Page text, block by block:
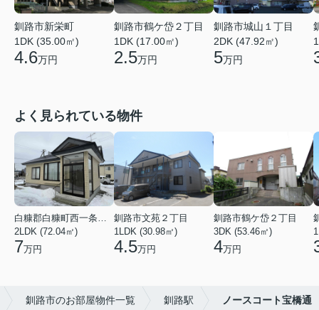
釧路市新栄町
1DK (35.00㎡)
4.6万円
釧路市鶴ケ岱２丁目
1DK (17.00㎡)
2.5万円
釧路市城山１丁目
2DK (47.92㎡)
5万円
よく見られている物件
白糠郡白糠町西一条南４丁目
2LDK (72.04㎡)
7万円
釧路市文苑２丁目
1LDK (30.98㎡)
4.5万円
釧路市鶴ケ岱２丁目
3DK (53.46㎡)
4万円
釧路市のお部屋物件一覧 釧路駅 ノースコート宝橋通